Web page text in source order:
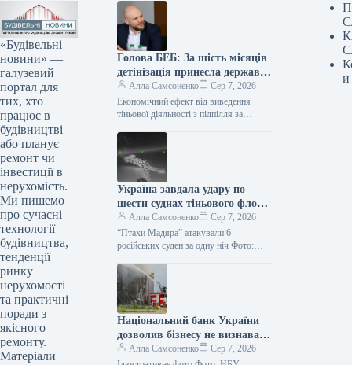
«Будівельні
новини» —
галузевий
портал для
тих, хто
працює в
будівництві
або планує
ремонт чи
інвестиції в
нерухомість.
Ми пишемо
про сучасні
технології
будівництва,
тенденції
ринку
нерухомості
та практичні
поради з
якісного
ремонту.
Матеріали
Голова БЕБ: За шість місяців
детінізація принесла державі
13,8 мільярда гривень
Алла Самсоненко
Сер 7, 2026
Економічний ефект від виведення
тіньової діяльності з підпілля за
мільярда гривень…
Україна завдала удару по
шести суднах тіньового флоту
РФ і 10 енергетичних вузлах.
Алла Самсоненко
Сер 7, 2026
“Птахи Мадяра” атакували 6
російських суден за одну ніч Фото:
безпілотних систем 6-7 серпня вразили
102…
Національний банк України
дозволив бізнесу не визнавати
дефолт через атаки Росії.
Алла Самсоненко
Сер 7, 2026
и